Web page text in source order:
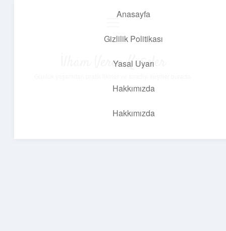
Anasayfa
Gizlilik Politikası
Yasal Uyarı
Hakkımızda
Hakkımızda
İlham Veren Köşeler